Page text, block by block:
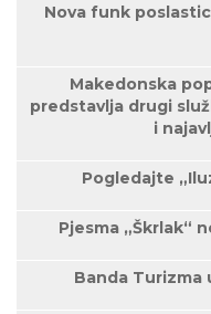
Nova funk
Makedonska
predstavlja drugi
i
Pogledajte
Pjesma „Škrlak“
Banda Turizma